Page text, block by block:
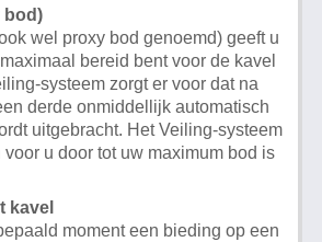
bod)
wel proxy bod genoemd) geeft u
bereid bent voor de kavel
systeem zorgt er voor dat na
derde onmiddellijk automatisch
uitgebracht. Het Veiling-systeem
voor u door tot uw maximum bod is
kavel
moment een bieding op een